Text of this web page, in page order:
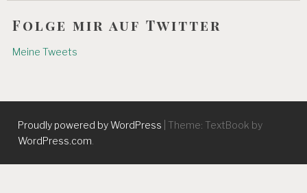
Folge mir auf Twitter
Meine Tweets
Proudly powered by WordPress
Theme: TextBook by
WordPress.com